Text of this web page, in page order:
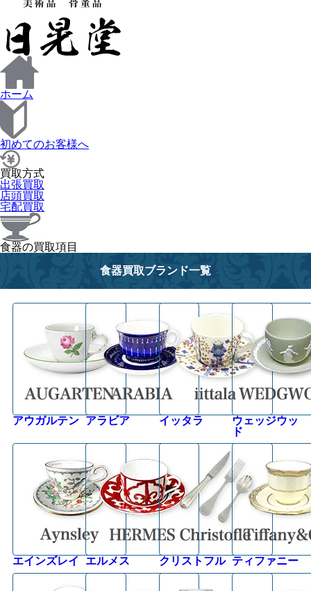
ホーム
初めてのお客様へ
買取方式
出張買取
店頭買取
宅配買取
食器の買取項目
食器買取ブランド一覧
アウガルテン アラビア イッタラ
ウェッジウッ
ド
エインズレイ エルメス クリストフル ティファニー